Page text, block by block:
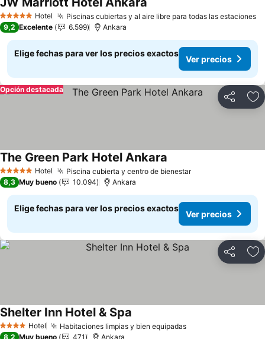
5 Estrellas Hotel Piscinas cubiertas y al aire libre para todas las estaciones
9,2 Excelente 6.599 Ankara
Elige fechas para ver los precios exactos
Ver precios
Compartir
Opción destacada
5 Estrellas Hotel Piscina cubierta y centro de bienestarVer precios
The Green Park Hotel Ankara
8,3 Muy bueno 10.094 Ankara
Elige fechas para ver los precios exactos
Ver precios
Compartir
4 EstrellasHotel Habitaciones limpias y bien equipadasVer precios
Shelter Inn Hotel & Spa
8,2 Muy bueno 471 Ankara